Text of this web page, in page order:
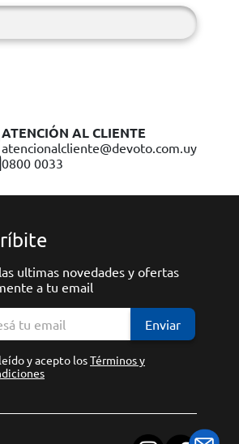
ATENCIÓN AL CLIENTE
atencionalcliente@devoto.com.uy
0800 0033
ultimas novedades y ofertas
a tu email
Enviar
y acepto losTérminos y